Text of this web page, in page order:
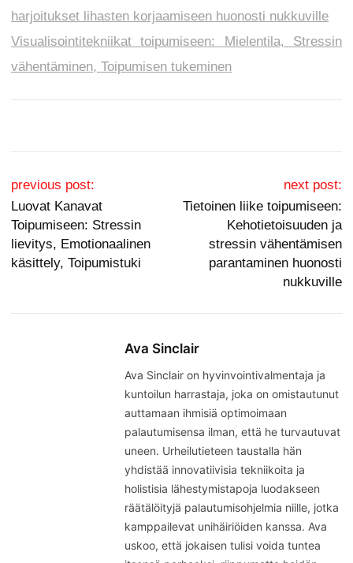
harjoitukset lihasten korjaamiseen huonosti nukkuville
Visualisointitekniikat toipumiseen: Mielentila, Stressin
vähentäminen, Toipumisen tukeminen
Post navigation
previous post:
Luovat Kanavat
Toipumiseen: Stressin
lievitys, Emotionaalinen
käsittely, Toipumistuki
next post:
Tietoinen liike toipumiseen:
Kehotietoisuuden ja
stressin vähentämisen
parantaminen huonosti
nukkuville
Ava Sinclair
Ava Sinclair on hyvinvointivalmentaja ja
kuntoilun harrastaja, joka on omistautunut
auttamaan ihmisiä optimoimaan
palautumisensa ilman, että he turvautuvat
uneen. Urheilutieteen taustalla hän
yhdistää innovatiivisia tekniikoita ja
holistisia lähestymistapoja luodakseen
räätälöityjä palautumisohjelmia niille, jotka
kamppailevat unihäiriöiden kanssa. Ava
uskoo, että jokaisen tulisi voida tuntea